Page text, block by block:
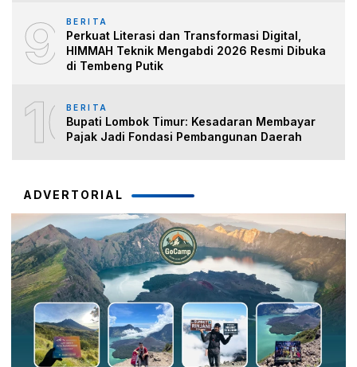
9 BERITA
Perkuat Literasi dan Transformasi Digital,
HIMMAH Teknik Mengabdi 2026 Resmi Dibuka
di Tembeng Putik
10BERITA
Bupati Lombok Timur: Kesadaran Membayar
Pajak Jadi Fondasi Pembangunan Daerah
ADVERTORIAL